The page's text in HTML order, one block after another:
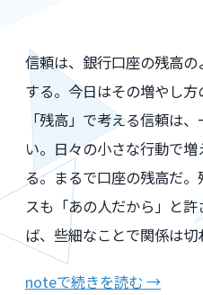
信頼は、銀行口座の残高
する。今日はその増やし
「残高」で考える信頼は
い。日々の小さな行動で
る。まるで口座の残高だ
スも「あの人だから」と
ば、些細なことで関係は
noteで続きを読む →